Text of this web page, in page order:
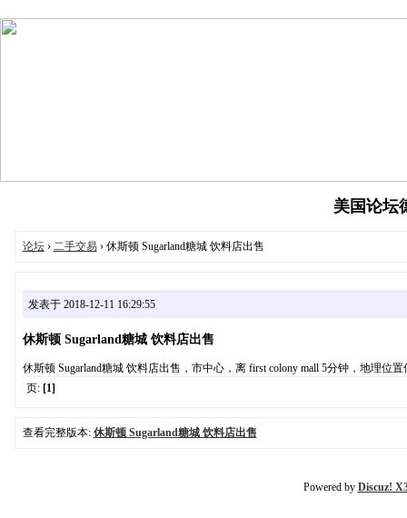
美国论坛
论坛› 二手交易› 休斯顿 Sugarland糖城 饮料店出售
发表于 2018-12-11 16:29:55
休斯顿 Sugarland糖城 饮料店出售
休斯顿 Sugarland糖城 饮料店出售，市中心，离 first colony mall 5分钟，地理位
页: [1]
查看完整版本: 休斯顿 Sugarland糖城 饮料店出售
Powered by Discuz!